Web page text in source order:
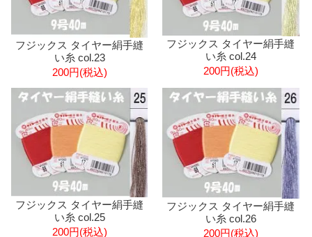
フジックス タイヤー絹手縫
い糸 col.23
200円(税込)
フジックス タイヤー絹手縫
い糸 col.24
200円(税込)
フジックス タイヤー絹手縫
い糸 col.25
200円(税込)
フジックス タイヤー絹手縫
い糸 col.26
200円(税込)